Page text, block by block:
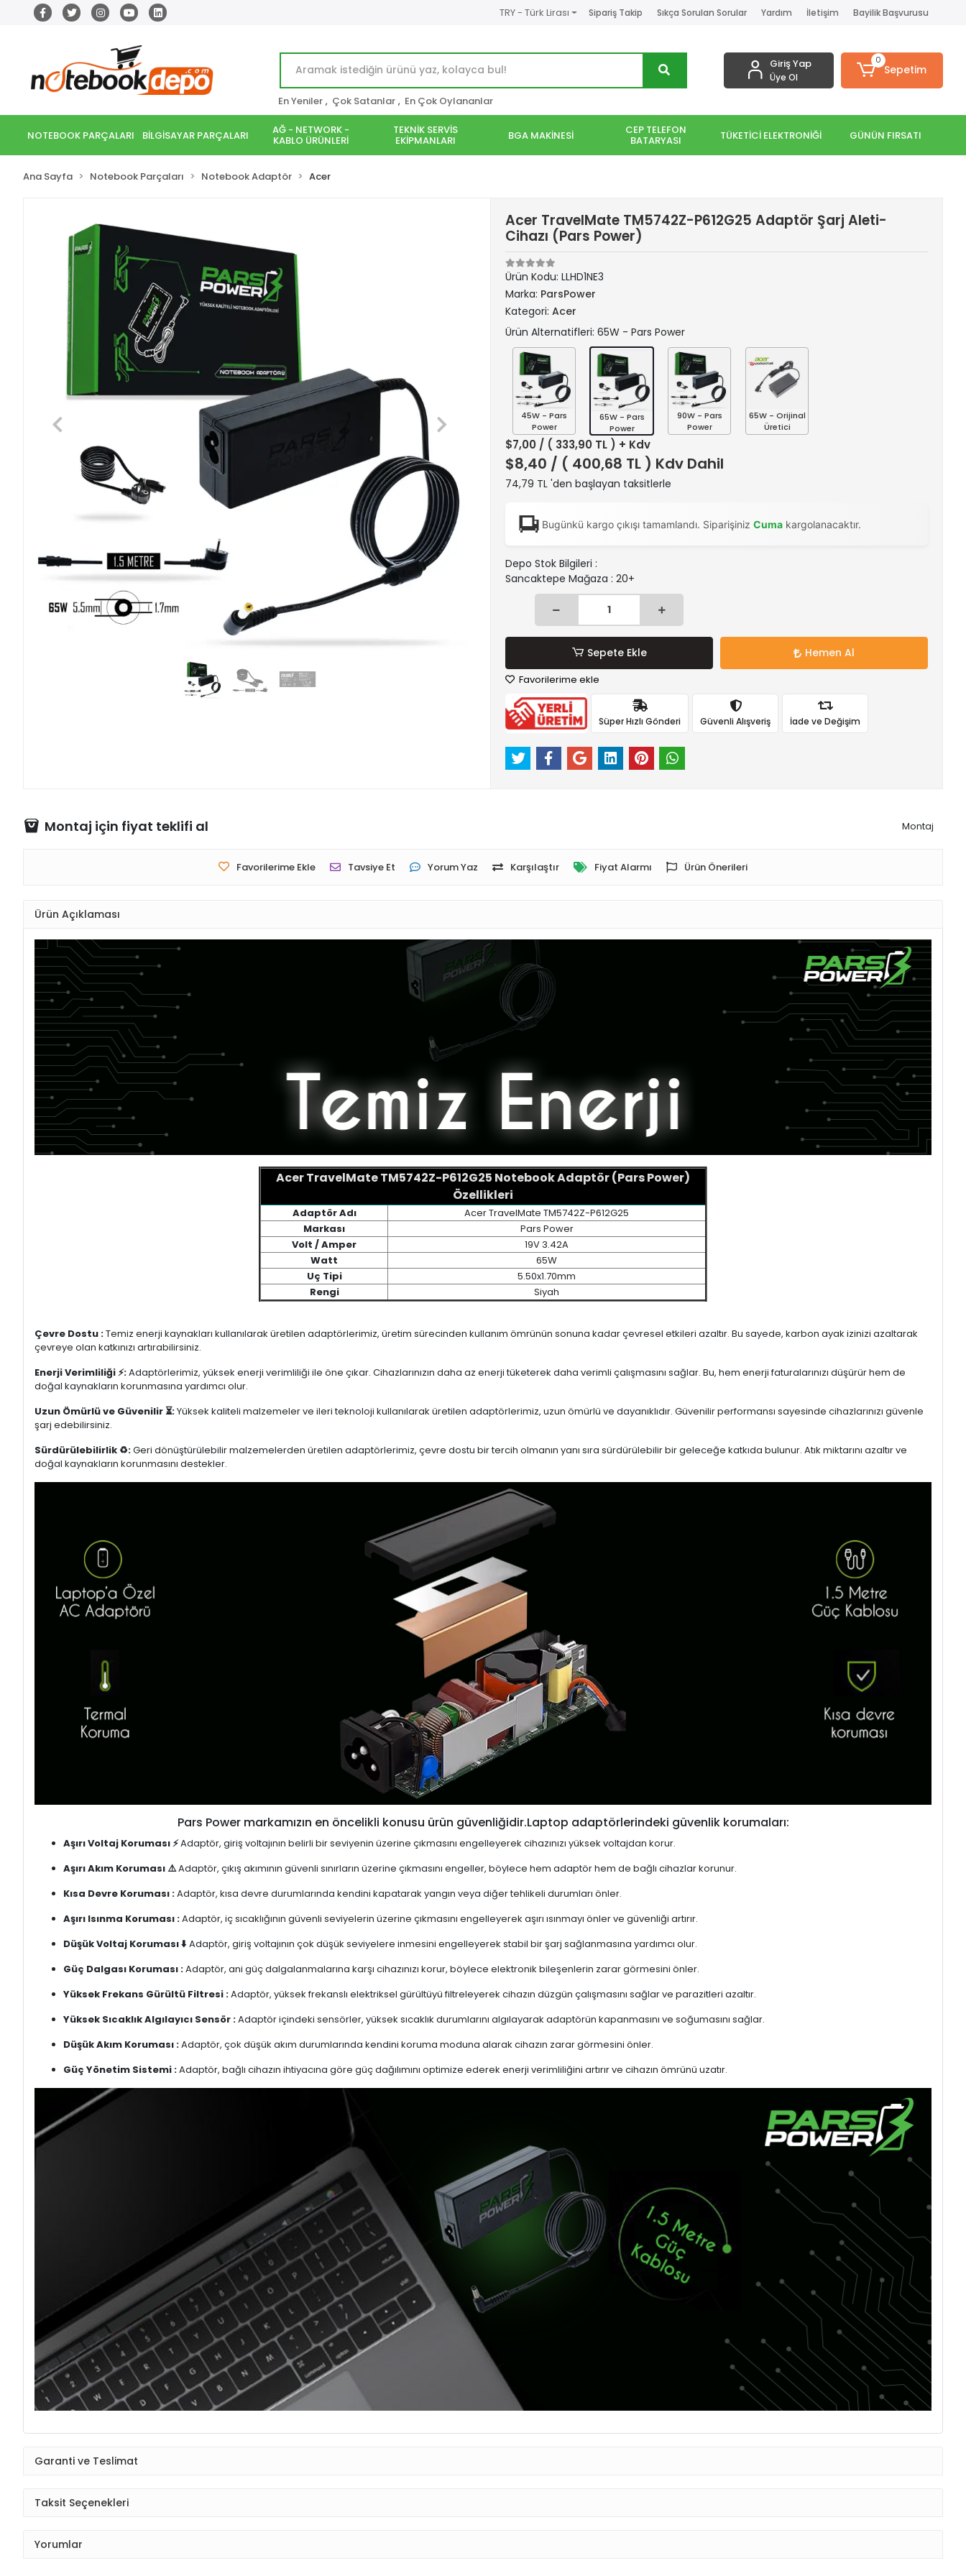
TRY - Türk Lirası Sipariş Takip Sıkça Sorulan Sorular Yardım İletişim Bayilik Başvurusu
En Yeniler , Çok Satanlar , En Çok Oylananlar
Giriş Yap
Üye Ol
0
Sepetim
NOTEBOOK PARÇALARI BİLGİSAYAR PARÇALARI AĞ - NETWORK -
KABLO ÜRÜNLERİ
TEKNİK SERVİS
EKİPMANLARI BGA MAKİNESİ CEP TELEFON
BATARYASI TÜKETİCİ ELEKTRONİĞİ GÜNÜN FIRSATI
Ana Sayfa Notebook Parçaları Notebook Adaptör Acer
Acer TravelMate TM5742Z-P612G25 Adaptör Şarj Aleti-
Cihazı (Pars Power)
Ürün Kodu: LLHD1NE3
Marka: ParsPower
Kategori: Acer
Ürün Alternatifleri: 65W - Pars Power
45W - Pars
Power
65W - Pars
Power
90W - Pars
Power
65W - Orijinal
Üretici
$7,00 / ( 333,90 TL ) + Kdv
$8,40 / ( 400,68 TL ) Kdv Dahil
74,79 TL 'den başlayan taksitlerle
Bugünkü kargo çıkışı tamamlandı. Siparişiniz Cuma kargolanacaktır.
Depo Stok Bilgileri :
Sancaktepe Mağaza : 20+
Sepete Ekle Hemen Al
Favorilerime ekle
Süper Hızlı Gönderi Güvenli Alışveriş İade ve Değişim
Montaj için fiyat teklifi al Montaj
Favorilerime Ekle Tavsiye Et Yorum Yaz Karşılaştır Fiyat Alarmı Ürün Önerileri
Ürün Açıklaması
Acer TravelMate TM5742Z-P612G25 Notebook Adaptör (Pars Power)
Özellikleri
Adaptör Adı
Acer TravelMate TM5742Z-P612G25
Markası
Pars Power
Volt / Amper
19V 3.42A
Watt
65W
Uç Tipi
5.50x1.70mm
Rengi
Siyah
Çevre Dostu :Temiz enerji kaynakları kullanılarak üretilen adaptörlerimiz, üretim sürecinden kullanım ömrünün sonuna kadar çevresel etkileri azaltır. Bu sayede, karbon ayak izinizi azaltarak
çevreye olan katkınızı artırabilirsiniz.
Enerji Verimliliği ⚡:Adaptörlerimiz, yüksek enerji verimliliği ile öne çıkar. Cihazlarınızın daha az enerji tüketerek daha verimli çalışmasını sağlar. Bu, hem enerji faturalarınızı düşürür hem de
doğal kaynakların korunmasına yardımcı olur.
Uzun Ömürlü ve Güvenilir ⏳:Yüksek kaliteli malzemeler ve ileri teknoloji kullanılarak üretilen adaptörlerimiz, uzun ömürlü ve dayanıklıdır. Güvenilir performansı sayesinde cihazlarınızı güvenle
şarj edebilirsiniz.
Sürdürülebilirlik ♻️:Geri dönüştürülebilir malzemelerden üretilen adaptörlerimiz, çevre dostu bir tercih olmanın yanı sıra sürdürülebilir bir geleceğe katkıda bulunur. Atık miktarını azaltır ve
doğal kaynakların korunmasını destekler.
Pars Power markamızın en öncelikli konusu ürün güvenliğidir.Laptop adaptörlerindeki güvenlik korumaları:
Aşırı Voltaj Koruması ⚡Adaptör, giriş voltajının belirli bir seviyenin üzerine çıkmasını engelleyerek cihazınızı yüksek voltajdan korur.
Aşırı Akım Koruması ⚠️Adaptör, çıkış akımının güvenli sınırların üzerine çıkmasını engeller, böylece hem adaptör hem de bağlı cihazlar korunur.
Kısa Devre Koruması :Adaptör, kısa devre durumlarında kendini kapatarak yangın veya diğer tehlikeli durumları önler.
Aşırı Isınma Koruması :Adaptör, iç sıcaklığının güvenli seviyelerin üzerine çıkmasını engelleyerek aşırı ısınmayı önler ve güvenliği artırır.
Düşük Voltaj Koruması ⬇️Adaptör, giriş voltajının çok düşük seviyelere inmesini engelleyerek stabil bir şarj sağlanmasına yardımcı olur.
Güç Dalgası Koruması :Adaptör, ani güç dalgalanmalarına karşı cihazınızı korur, böylece elektronik bileşenlerin zarar görmesini önler.
Yüksek Frekans Gürültü Filtresi :Adaptör, yüksek frekanslı elektriksel gürültüyü filtreleyerek cihazın düzgün çalışmasını sağlar ve parazitleri azaltır.
Yüksek Sıcaklık Algılayıcı Sensör :Adaptör içindeki sensörler, yüksek sıcaklık durumlarını algılayarak adaptörün kapanmasını ve soğumasını sağlar.
Düşük Akım Koruması :Adaptör, çok düşük akım durumlarında kendini koruma moduna alarak cihazın zarar görmesini önler.
Güç Yönetim Sistemi :Adaptör, bağlı cihazın ihtiyacına göre güç dağılımını optimize ederek enerji verimliliğini artırır ve cihazın ömrünü uzatır.
Garanti ve Teslimat
Taksit Seçenekleri
Yorumlar